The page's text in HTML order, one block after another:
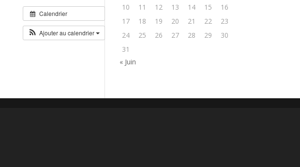
Calendrier
Ajouter au calendrier
10
11 12 13 14 15
16
17
18 19 20 21 22
23
24
25 26 27 28 29
30
31
« Juin